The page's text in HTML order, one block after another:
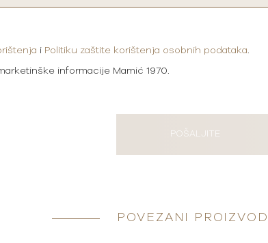
i Politiku zaštite korištenja osobnih podataka.
informacije Mamić 1970.
POŠALJITE
POVEZANI PROIZVODI